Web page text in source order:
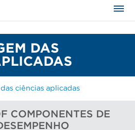
DAS
ciências aplicadas
COMPONENTES DE